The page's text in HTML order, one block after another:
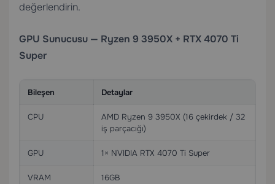
değerlendirin.
GPU Sunucusu — Ryzen 9 3950X + RTX 4070 Ti
Super
Bileşen Detaylar
CPU
AMD Ryzen 9 3950X (16 çekirdek / 32
iş parçacığı)
GPU 1× NVIDIA RTX 4070 Ti Super
VRAM 16GB